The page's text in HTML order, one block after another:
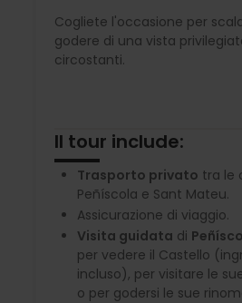
Cogliete l'occasione per
godere di una vista
circostanti.
Il tour include:
Trasporto privato tra le
Peñíscola e Sant Mateu.
Assicurazione di viaggio.
Visita guidata di
per vedere il Castello
incluso), per visitare le
o per godersi le sue